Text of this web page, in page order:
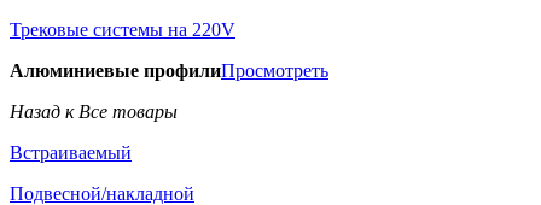
Трековые системы на 220V
Алюминиевые профилиПросмотреть
Назад к Все товары
Встраиваемый
Подвесной/накладной